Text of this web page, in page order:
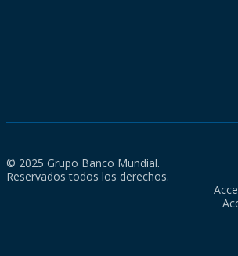
© 2025 Grupo Banco Mundial.
Reservados todos los derechos.